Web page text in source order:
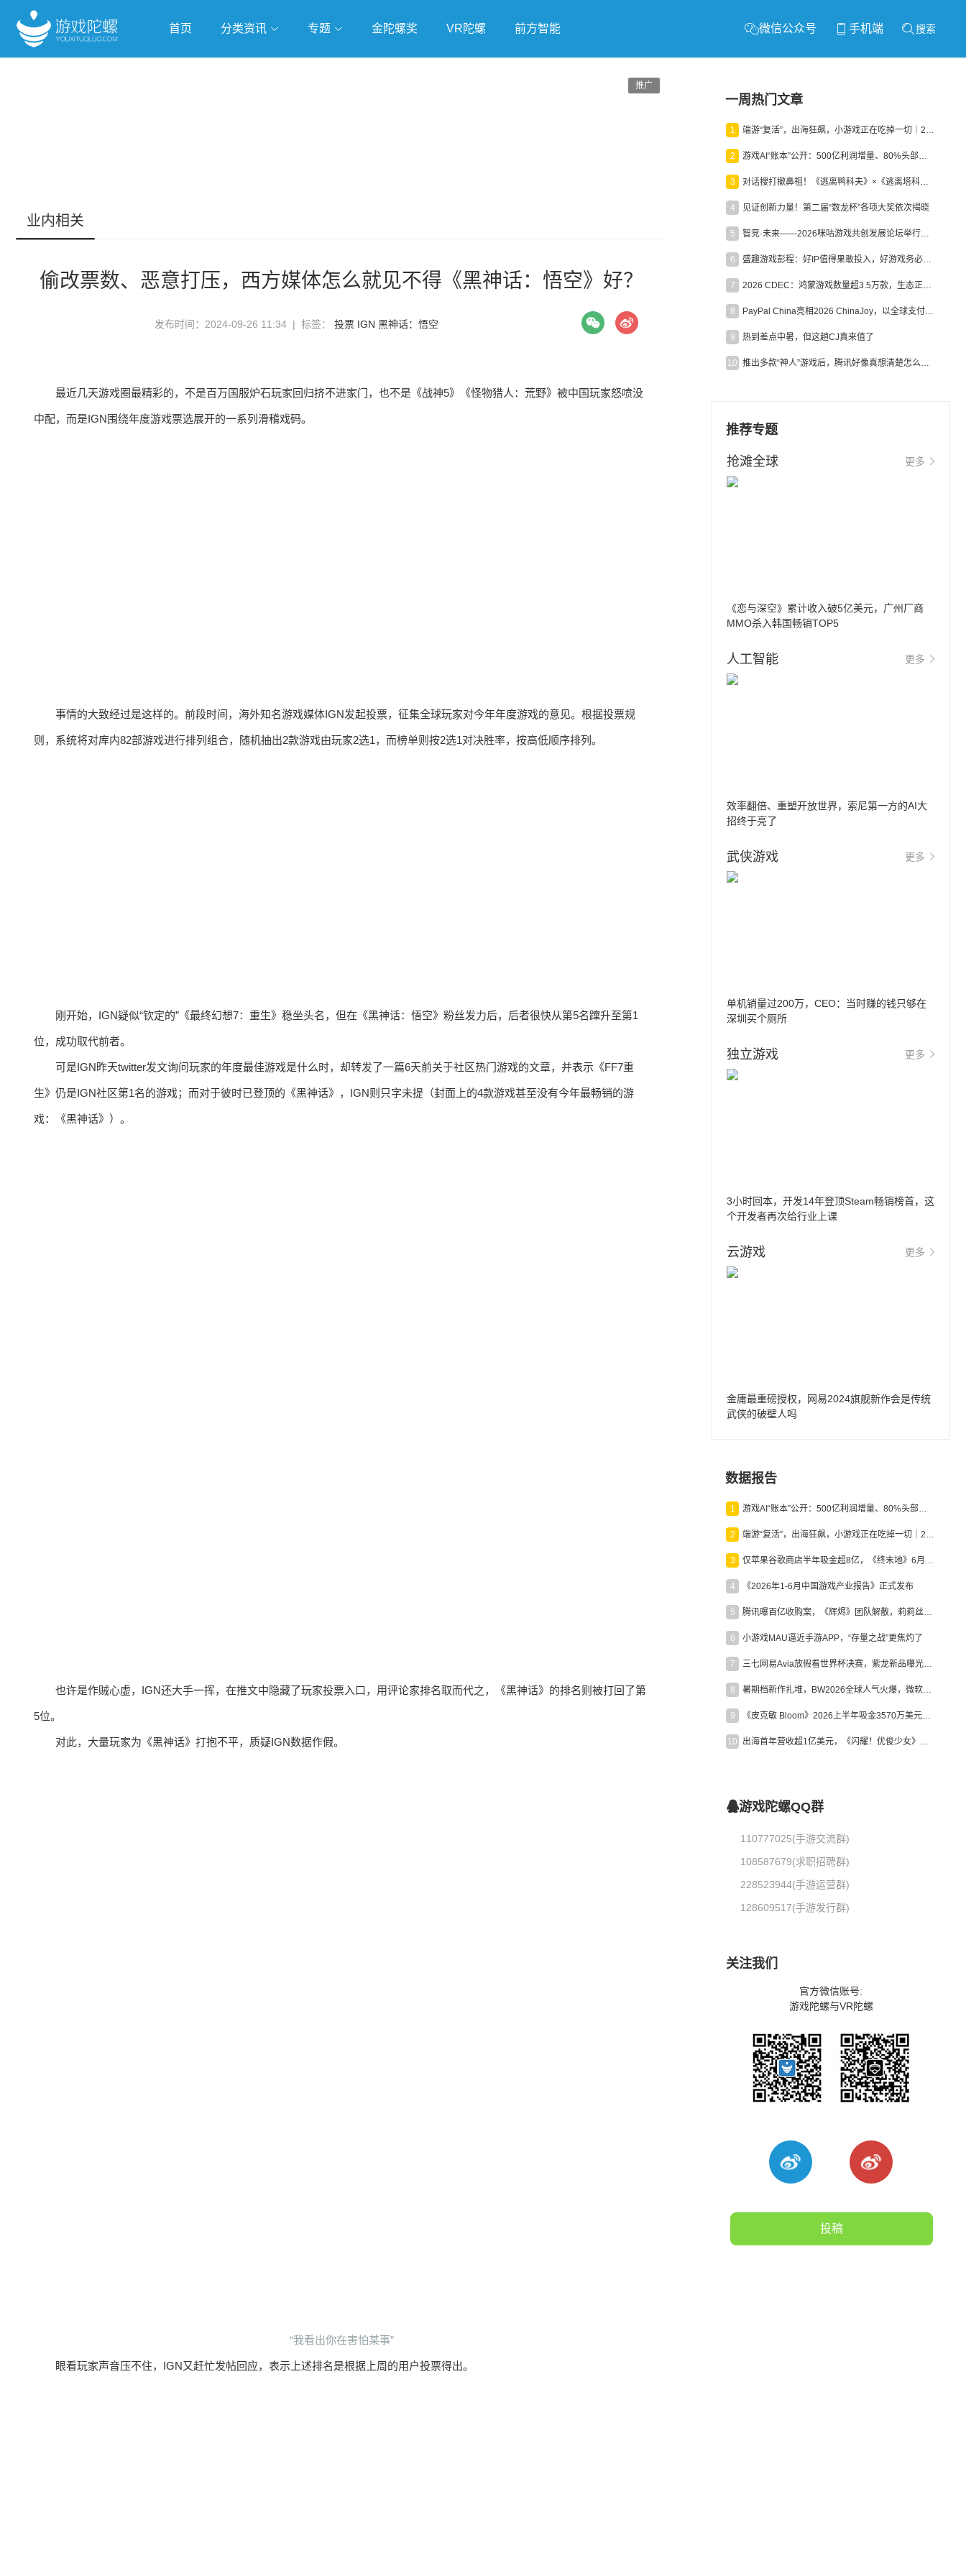
首页 分类资讯 专题 金陀螺奖 VR陀螺 前方智能 微信公众号 手机端 搜索
推广
业内相关
偷改票数、恶意打压，西方媒体怎么就见不得《黑神话：悟空》好？
发布时间：2024-09-26 11:34 | 标签： 投票 IGN 黑神话：悟空
最近几天游戏圈最精彩的，不是百万国服炉石玩家回归挤不进家门，也不是《战神5》《怪物猎人：荒野》被中国玩家怒喷没
中配，而是IGN围绕年度游戏票选展开的一系列滑稽戏码。
事情的大致经过是这样的。前段时间，海外知名游戏媒体IGN发起投票，征集全球玩家对今年年度游戏的意见。根据投票规
则，系统将对库内82部游戏进行排列组合，随机抽出2款游戏由玩家2选1，而榜单则按2选1对决胜率，按高低顺序排列。
刚开始，IGN疑似“钦定的”《最终幻想7：重生》稳坐头名，但在《黑神话：悟空》粉丝发力后，后者很快从第5名蹿升至第1
位，成功取代前者。
可是IGN昨天twitter发文询问玩家的年度最佳游戏是什么时，却转发了一篇6天前关于社区热门游戏的文章，并表示《FF7重
生》仍是IGN社区第1名的游戏；而对于彼时已登顶的《黑神话》，IGN则只字未提（封面上的4款游戏甚至没有今年最畅销的游
戏：《黑神话》）。
也许是作贼心虚，IGN还大手一挥，在推文中隐藏了玩家投票入口，用评论家排名取而代之，《黑神话》的排名则被打回了第
5位。
对此，大量玩家为《黑神话》打抱不平，质疑IGN数据作假。
“我看出你在害怕某事”
眼看玩家声音压不住，IGN又赶忙发帖回应，表示上述排名是根据上周的用户投票得出。
一周热门文章
1 端游“复活”，出海狂飙，小游戏正在吃掉一切｜2026上半年产业报告
2 游戏AI“账本”公开：500亿利润增量、80%头部入局，谁在闷声发财？
3 对话搜打撤鼻祖！《逃离鸭科夫》×《逃离塔科夫》官方线下沙龙落幕
4 见证创新力量！第二届“数龙杯”各项大奖依次揭晓
5 智竞·未来——2026咪咕游戏共创发展论坛举行：聚力精品内容、AI创作与电竞生态，共建高品质益智健康游戏社区
6 盛趣游戏彭程：好IP值得果敢投入，好游戏务必长效经营
7 2026 CDEC：鸿蒙游戏数量超3.5万款，生态正循环加速产业高质量发展
8 PayPal China亮相2026 ChinaJoy，以全球支付能力助力中国游戏企业深化全球运营
9 热到差点中暑，但这趟CJ真来值了
10 推出多款“神人”游戏后，腾讯好像真想清楚怎么做二次元了
推荐专题
抢滩全球 更多
《恋与深空》累计收入破5亿美元，广州厂商
MMO杀入韩国畅销TOP5
人工智能 更多
效率翻倍、重塑开放世界，索尼第一方的AI大
招终于亮了
武侠游戏 更多
单机销量过200万，CEO：当时赚的钱只够在
深圳买个厕所
独立游戏 更多
3小时回本，开发14年登顶Steam畅销榜首，这
个开发者再次给行业上课
云游戏 更多
金庸最重磅授权，网易2024旗舰新作会是传统
武侠的破壁人吗
数据报告
1 游戏AI“账本”公开：500亿利润增量、80%头部入局，谁在闷声发财？
2 端游“复活”，出海狂飙，小游戏正在吃掉一切｜2026上半年产业报告
3 仅苹果谷歌商店半年吸金超8亿，《终末地》6月份收入显著回暖
4 《2026年1-6月中国游戏产业报告》正式发布
5 腾讯曝百亿收购案，《辉烬》团队解散，莉莉丝新作曝光｜陀螺周报
6 小游戏MAU逼近手游APP，“存量之战”更焦灼了
7 三七网易Avia放假看世界杯决赛，紫龙新品曝光，米哈游新作上线 | 陀螺周报
8 暑期档新作扎堆，BW2026全球人气火爆，微软XBOX大裁员|陀螺周报
9 《皮克敏 Bloom》2026上半年吸金3570万美元，中国台湾成最大市场
10 出海首年营收超1亿美元，《闪耀！优俊少女》美国市场占比达七成
游戏陀螺QQ群
110777025(手游交流群)
108587679(求职招聘群)
228523944(手游运营群)
128609517(手游发行群)
关注我们
官方微信账号:
游戏陀螺与VR陀螺
投稿